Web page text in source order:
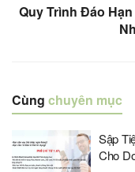
Quy Trình Đáo
Cùng chuyên mục
Sập
Cho